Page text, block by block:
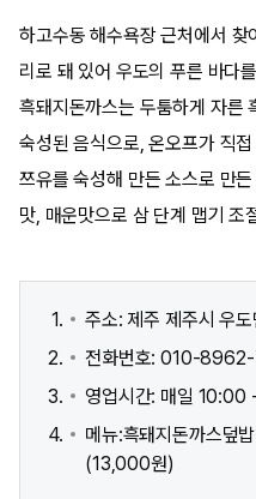
하고수동 해수욕장 근처에서
리로 돼 있어 우도의 푸른 바다
흑돼지돈까스는 두툼하게 자른
숙성된 음식으로, 온오프가 직
쯔유를 숙성해 만든 소스로 만
맛, 매운맛으로 삼 단계 맵기 조
주소: 제주 제주시 우
전화번호: 010-
영업시간: 매일 10:00
메뉴:흑돼지돈까스덮
(13,000원)